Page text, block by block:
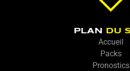
PLAN DU
Accueil
Packs
Pronostics